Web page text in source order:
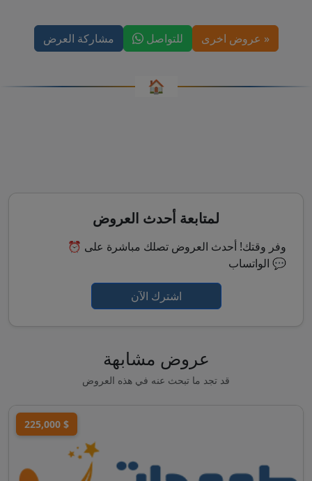
« عروض اخرى للتواصل مشاركة العرض
🏠
لمتابعة أحدث العروض
⏰ وفر وقتك! أحدث العروض تصلك مباشرة على
الواتساب 💬
اشترك الآن
عروض مشابهة
قد تجد ما تبحث عنه في هذه العروض
225,000 $